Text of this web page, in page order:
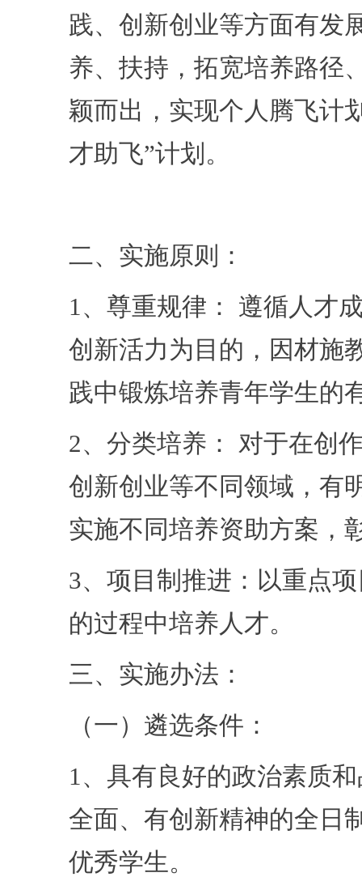
践、创新创业等方面有发
养、扶持，拓宽培养路径
颖而出，实现个人腾飞计
才助飞”计划。
二、实施原则：
1、尊重规律： 遵循人才
创新活力为目的，因材施
践中锻炼培养青年学生的
2、分类培养： 对于在创
创新创业等不同领域，有
实施不同培养资助方案，
3、项目制推进：以重点
的过程中培养人才。
三、实施办法：
（一）遴选条件：
1、具有良好的政治素质
全面、有创新精神的全日
优秀学生。